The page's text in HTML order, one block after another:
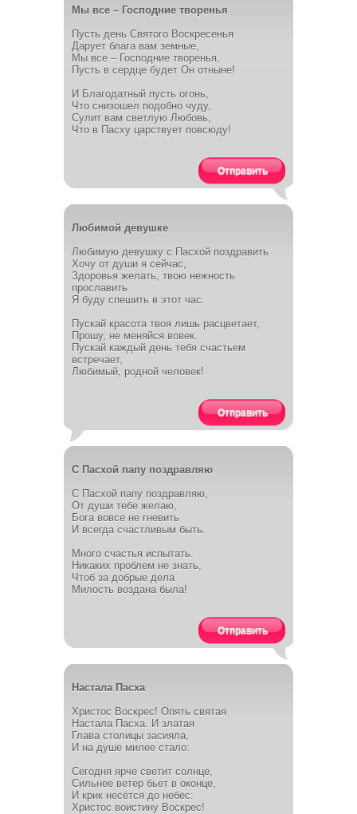
Мы все – Господние творенья
Пусть день Святого Воскресенья
Дарует блага вам земные,
Мы все – Господние творенья,
Пусть в сердце будет Он отныне!
И Благодатный пусть огонь,
Что снизошел подобно чуду,
Сулит вам светлую Любовь,
Что в Пасху царствует повсюду!
Отправить
Любимой девушке
Любимую девушку с Пасхой поздравить
Хочу от души я сейчас,
Здоровья желать, твою нежность
прославить
Я буду спешить в этот час.
Пускай красота твоя лишь расцветает,
Прошу, не меняйся вовек.
Пускай каждый день тебя счастьем
встречает,
Любимый, родной человек!
Отправить
С Пасхой папу поздравляю
С Пасхой папу поздравляю,
От души тебе желаю,
Бога вовсе не гневить
И всегда счастливым быть.
Много счастья испытать.
Никаких проблем не знать,
Чтоб за добрые дела
Милость воздана была!
Отправить
Настала Пасха
Христос Воскрес! Опять святая
Настала Пасха. И златая
Глава столицы засияла,
И на душе милее стало:
Сегодня ярче светит солнце,
Сильнее ветер бьет в оконце,
И крик несётся до небес:
Христос воистину Воскрес!